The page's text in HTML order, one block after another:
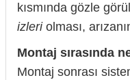
kısmında gözle
izleriolması,
Montaj sırasında
Montaj sonrası